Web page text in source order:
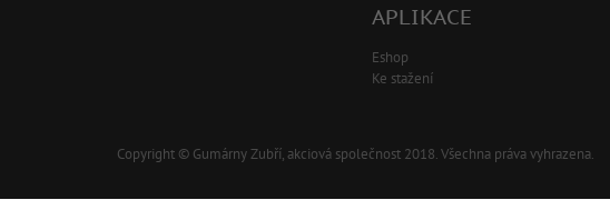
APLIKACE
Eshop
Ke stažení
Copyright © Gumárny Zubří, akciová společnost 2018. Všechna práva vyhrazena.